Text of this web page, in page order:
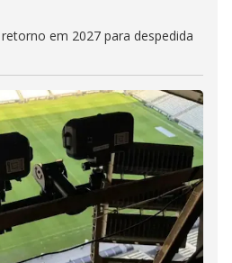
em 2027 para despedida